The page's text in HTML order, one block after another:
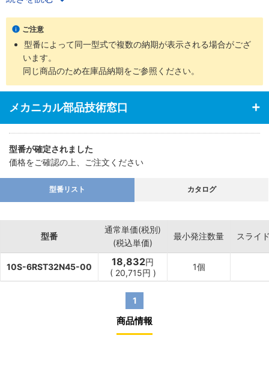
・ロッド先端部仕様は、めねじ、おねじの2タイプを用意
・支持金具の種類、ロッド先端部の付属品など豊富に揃え幅広い用
途に対応
ご注意
型番によって同一型式で複数の納期が表示される場合がござ
います。
同じ商品のため在庫品納期をご参照ください。
メカニカル部品技術窓口
型番が確定されました
価格をご確認の上、ご注文ください
型番リスト カタログ
型番
通常単価(税別)
(税込単価)
最小発注数量 スライ
10S-6RST32N45-00 18,832円
( 20,715円 )
1個
1
商品情報